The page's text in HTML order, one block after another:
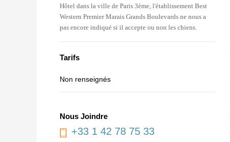
Hôtel dans la ville de Paris 3ème, l'établissement Best
Western Premier Marais Grands Boulevards ne nous a
pas encore indiqué si il accepte ou non les chiens.
Tarifs
Non renseignés
Nous Joindre
+33 1 42 78 75 33